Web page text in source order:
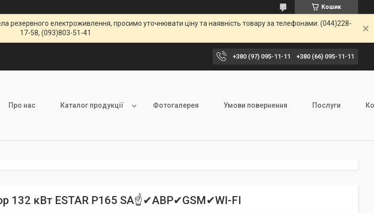
Кошик
резервного електроживлення, просимо уточнювати ціну та наявність товару за телефонами: (044)228-
17-58, (093)803-51-41
+380 (97) 095-11-11 +380 (66) 095-11-11
Про нас Каталог продукції Фотогалерея Умови повернення Послуги
132 кВт ESTAR P165 SA☝✔АВР✔GSM✔WI-FI